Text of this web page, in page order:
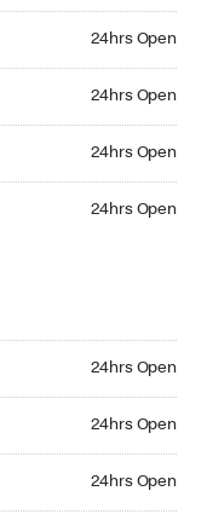
24hrs Open
24hrs Open
24hrs Open
24hrs Open
24hrs Open
24hrs Open
24hrs Open